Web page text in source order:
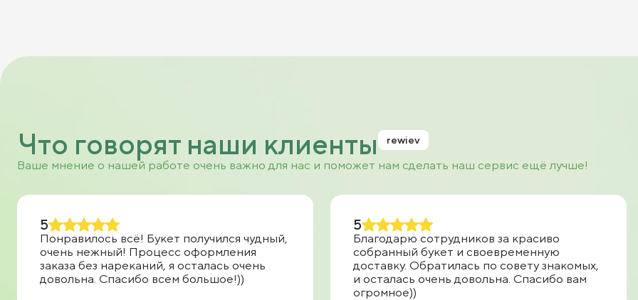
Что говорят наши клиенты rewiev
Ваше мнение о нашей работе очень важно для нас и поможет нам сделать наш сервис ещё лучше!
5
Понравилось всё! Букет получился чудный,
очень нежный! Процесс оформления
заказа без нареканий, я осталась очень
довольна. Спасибо всем большое!))
5
Благодарю сотрудников за красиво
собранный букет и своевременную
доставку. Обратилась по совету знакомых,
и осталась очень довольна. Спасибо вам
огромное))